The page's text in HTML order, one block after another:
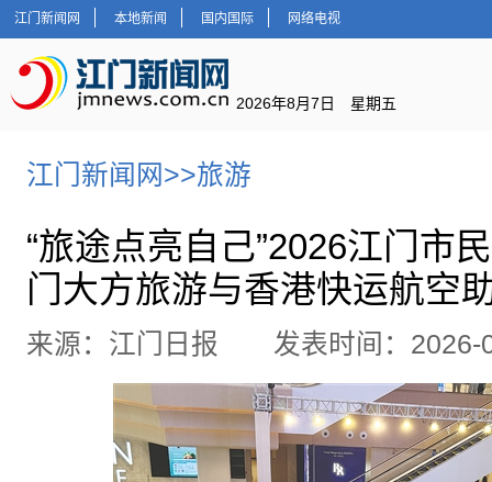
江门新闻网 本地新闻 国内国际 网络电视
2026年8月7日 星期五
江门新闻网 >>旅游
“旅途点亮自己”2026江门市
门大方旅游与香港快运航空
来源：江门日报 发表时间：